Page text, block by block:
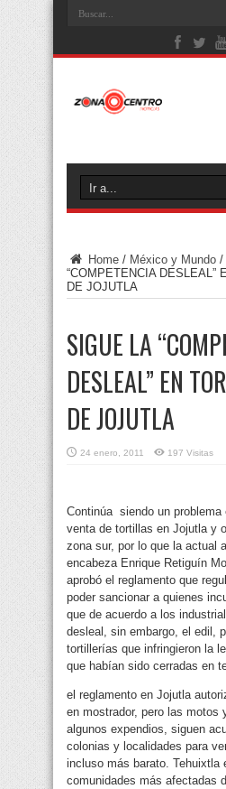
Home / México y Mundo /
“COMPETENCIA DESLEAL”
DE JOJUTLA
SIGUE LA
DESLEAL” EN
DE JOJUTLA
24 enero, 2011 197 Visitas
Continúa siendo un
venta de tortillas en Jojutla y
zona sur, por lo que la actual
encabeza Enrique Retiguín
aprobó el reglamento que
poder sancionar a quienes
que de acuerdo a los
desleal, sin embargo, el edil,
tortillerías que infringieron la
que habían sido cerradas en
el reglamento en Jojutla
en mostrador, pero las motos
algunos expendios, siguen
colonias y localidades para
incluso más barato. Tehuixtla
comunidades más afectadas